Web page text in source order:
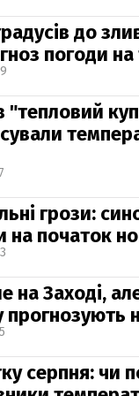
до
погоди
"тепловий
грози:
на початок
Заході,
прогнозують
серпня: чи